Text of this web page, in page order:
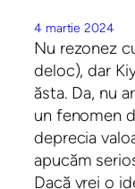
4 martie 2024
Nu rezonez
deloc), dar
ăsta. Da, nu
un fenomen
deprecia
apucăm
Dacă vrei o